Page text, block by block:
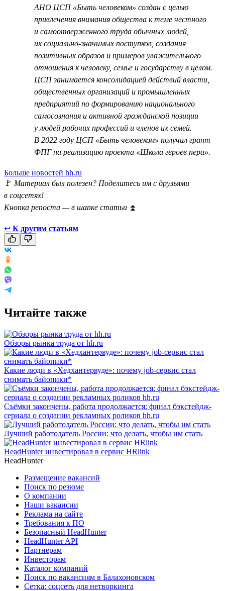
АНО ЦСП «Быть человеком» создан с целью
привлечения внимания общества к теме честного
и самоотверженного труда обычных людей,
их социально-значимых поступков, создания
позитивных образов и примеров уважительного
отношения к человеку, семье и государству в целом.
ЦСП занимается консолидацией действий власти,
общественных организаций и промышленных
предприятий по формированию национального
самосознания и активной гражданской позиции
у людей рабочих профессий и членов их семей.
В 2022 году ЦСП «Быть человеком» получил грант
ФПГ на реализацию проекта «Школа героев пера».
Больше новостей hh.ru
🚩 Материал был полезен? Поделитесь им с друзьями
в соцсетях!
Кнопка репоста — в шапке статьи ⏫
↩ К другим статьям
Читайте также
Обзоры рынка труда от hh.ru
Какие люди в «Хедхантервуде»: почему job-сервис стал
снимать байопики*
Съёмки закончены, работа продолжается: финал бэкстейдж-
сериала о создании рекламных роликов hh.ru
Лучший работодатель России: что делать, чтобы им стать
HeadHunter инвестировал в сервис HRlink
HeadHunter
Размещение вакансий
Поиск по резюме
О компании
Наши вакансии
Реклама на сайте
Требования к ПО
Безопасный HeadHunter
HeadHunter API
Партнерам
Инвесторам
Каталог компаний
Поиск по вакансиям в Балахоновском
Сетка: соцсеть для нетворкинга